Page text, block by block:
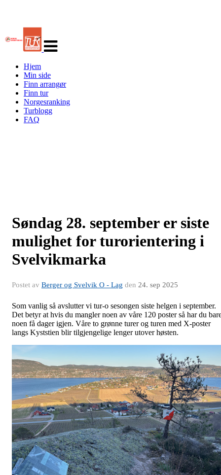
navigasjon
Hjem
Min side
Finn arrangør
Finn tur
Norgesranking
Turblogg
FAQ
Søndag 28. september er siste
mulighet for turorientering i
Svelvikmarka
Postet av Berger og Svelvik O - Lag den 24. sep 2025
Som vanlig så avslutter vi tur-o sesongen siste helgen i september.
Det betyr at hvis du mangler noen av våre 120 poster så har du
noen få dager igjen. Våre to grønne turer og turen med X-poster
langs Kyststien blir tilgjengelige lenger utover høsten.